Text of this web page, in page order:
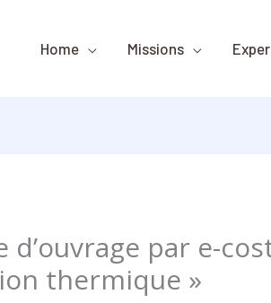
Home Missions
d’ouvrage par e-
thermique »